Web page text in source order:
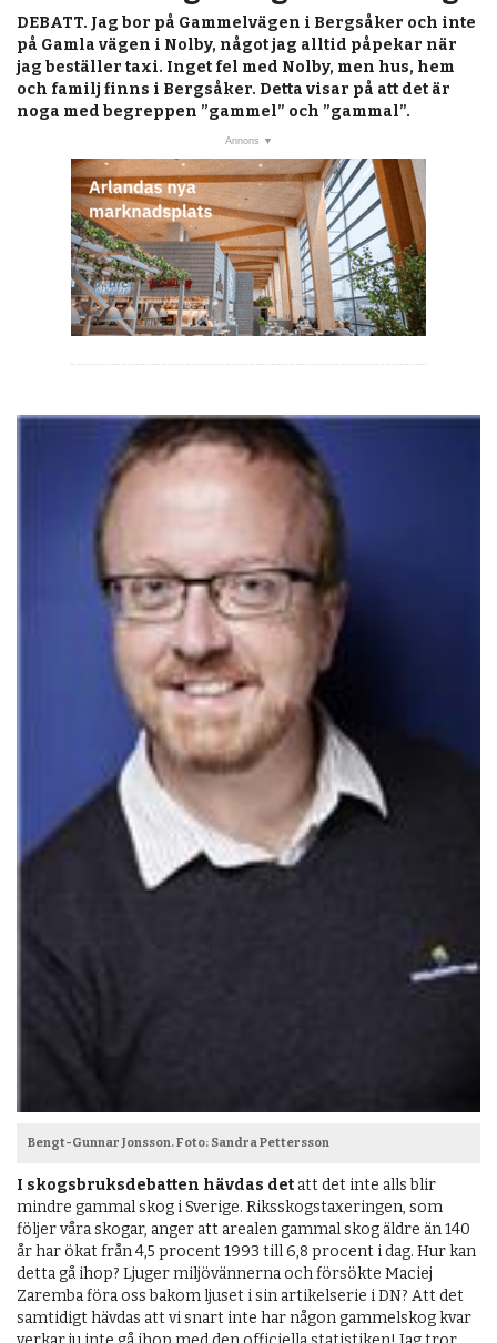
KALENDER
MARKNAD
PRENUMERERA
OM OSS
BUTIK
DEBATT. Jag bor på Gammelvägen i Bergsåker och inte
på Gamla vägen i Nolby, något jag alltid påpekar när
jag beställer taxi. Inget fel med Nolby, men hus, hem
och familj finns i Bergsåker. Detta visar på att det är
noga med begreppen ”gammel” och ”gammal”.
Bengt-Gunnar Jonsson. Foto: Sandra Pettersson
I skogsbruksdebatten hävdas det att det inte alls blir
mindre gammal skog i Sverige. Riksskogstaxeringen, som
följer våra skogar, anger att arealen gammal skog äldre än 140
år har ökat från 4,5 procent 1993 till 6,8 procent i dag. Hur kan
detta gå ihop? Ljuger miljövännerna och försökte Maciej
Zaremba föra oss bakom ljuset i sin artikelserie i DN? Att det
samtidigt hävdas att vi snart inte har någon gammelskog kvar